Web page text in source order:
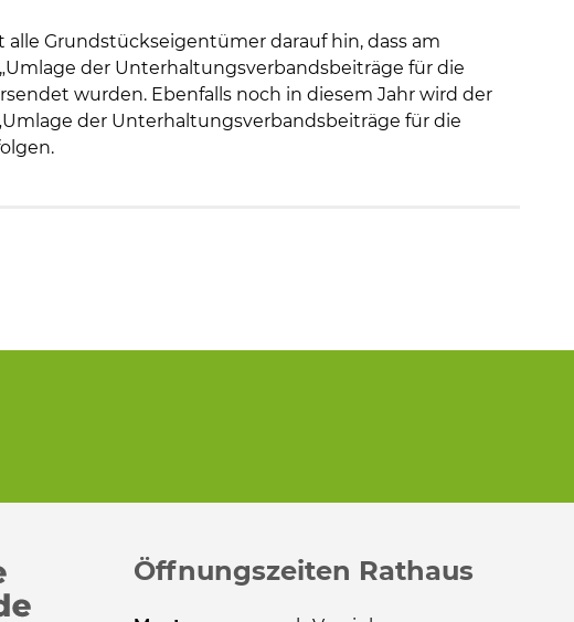
alle Grundstückseigentümer darauf hin, dass am
der Unterhaltungsverbandsbeiträge für die
wurden. Ebenfalls noch in diesem Jahr wird der
der Unterhaltungsverbandsbeiträge für die
Öffnungszeiten Rathaus